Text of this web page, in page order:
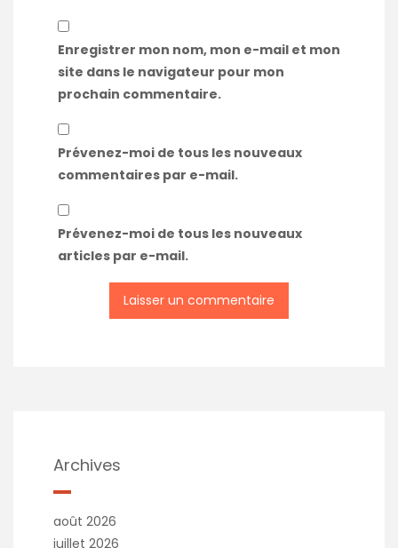
Enregistrer mon nom, mon e-mail et mon
site dans le navigateur pour mon
prochain commentaire.
Prévenez-moi de tous les nouveaux
commentaires par e-mail.
Prévenez-moi de tous les nouveaux
articles par e-mail.
Archives
août 2026
juillet 2026